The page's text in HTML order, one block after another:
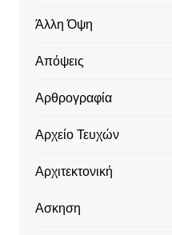
Άλλη Όψη
Απόψεις
Αρθρογραφία
Αρχείο Τευχών
Αρχιτεκτονική
Ασκηση